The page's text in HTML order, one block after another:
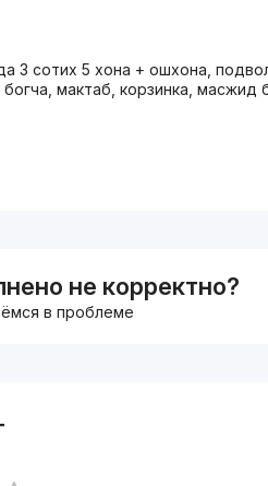
3 сотих 5 хона + ошхона,
мактаб, корзинка, масжид
не корректно?
в проблеме